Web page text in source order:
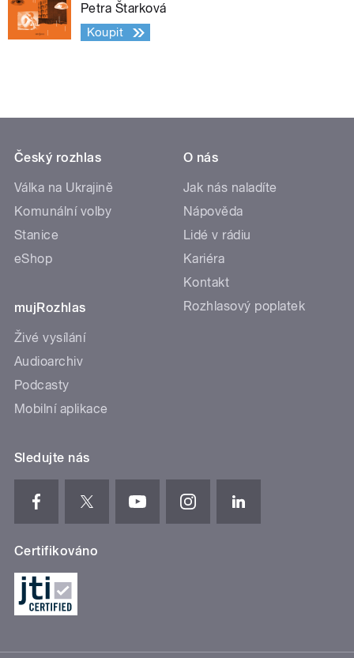
Petra Štarková
Koupit
Český rozhlas
Válka na Ukrajině
Komunální volby
Stanice
eShop
mujRozhlas
Živé vysílání
Audioarchiv
Podcasty
Mobilní aplikace
O nás
Jak nás naladíte
Nápověda
Lidé v rádiu
Kariéra
Kontakt
Rozhlasový poplatek
Sledujte nás
Certifikováno